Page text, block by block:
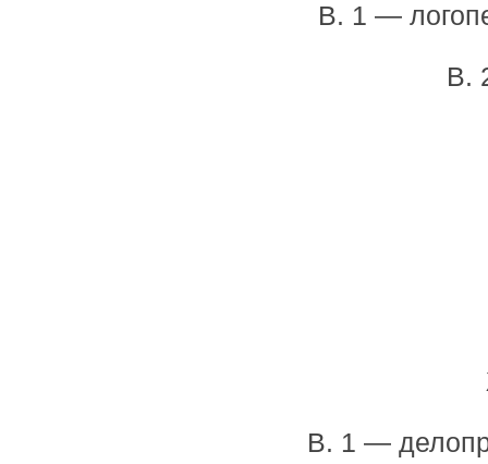
В. 1 —
В.
В. 1 —